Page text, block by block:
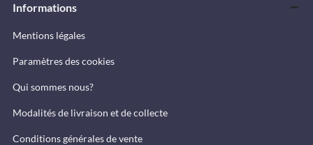
Informations
Mentions légales
Paramètres des cookies
Qui sommes nous?
Modalités de livraison et de collecte
Conditions générales de vente